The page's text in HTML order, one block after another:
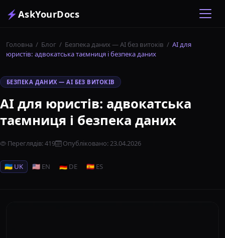
⚡ AskYourDocs
Головна / Блог / Безпека даних — AI без витоків / AI для
юристів: адвокатська таємниця і безпека даних
БЕЗПЕКА ДАНИХ — AI БЕЗ ВИТОКІВ
AI для юристів: адвокатська
таємниця і безпека даних
Переглядів:419 Опубліковано:23.04.2026
🇺🇦 UK 🇺🇸 EN 🇩🇪 DE 🇪🇸 ES